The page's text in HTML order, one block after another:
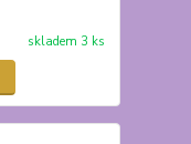
skladem 3 ks